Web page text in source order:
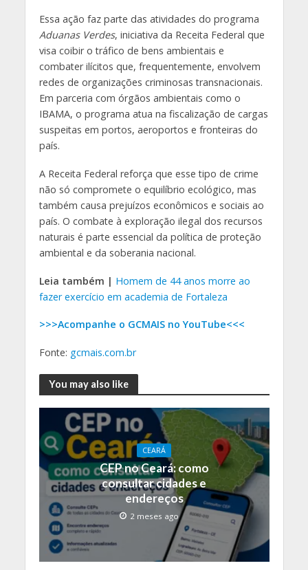
Essa ação faz parte das atividades do programa
Aduanas Verdes, iniciativa da Receita Federal que
visa coibir o tráfico de bens ambientais e
combater ilícitos que, frequentemente, envolvem
redes de organizações criminosas transnacionais.
Em parceria com órgãos ambientais como o
IBAMA, o programa atua na fiscalização de cargas
suspeitas em portos, aeroportos e fronteiras do
país.
A Receita Federal reforça que esse tipo de crime
não só compromete o equilíbrio ecológico, mas
também causa prejuízos econômicos e sociais ao
país. O combate à exploração ilegal dos recursos
naturais é parte essencial da política de proteção
ambiental e da soberania nacional.
Leia também | Homem de 44 anos morre ao
fazer exercício em academia de Fortaleza
>>>Acompanhe o GCMAIS no YouTube<<<
Fonte: gcmais.com.br
You may also like
CEARÁ
CEP no Ceará: como
consultar cidades e
endereços
2 meses ago